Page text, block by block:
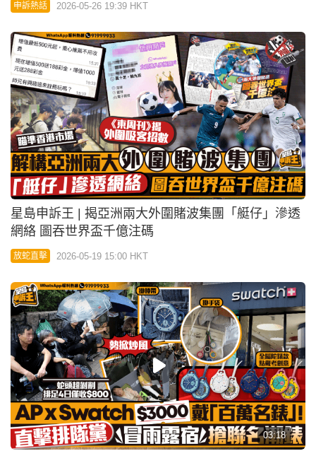
申訴熱話 2026-05-26 19:39 HKT
星島申訴王 | 揭亞洲兩大外圍賭波集團「艇仔」滲透
網絡 圖吞世界盃千億注碼
放蛇直擊 2026-05-19 15:00 HKT
03:18